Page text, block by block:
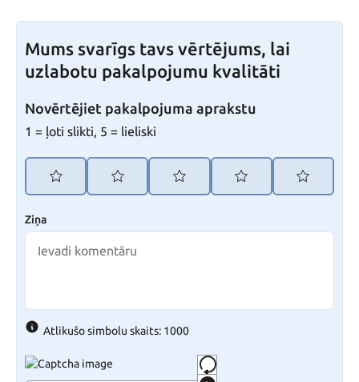
Mums svarīgs tavs vērtējums, lai
uzlabotu pakalpojumu kvalitāti
Novērtējiet pakalpojuma aprakstu
1 = ļoti slikti, 5 = lieliski
Ziņa
Atlikušo simbolu skaits: 1000